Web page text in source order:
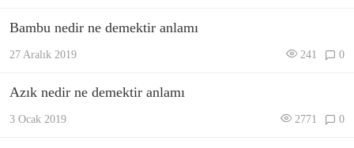
Bambu nedir ne demektir anlamı
27 Aralık 2019 241 0
Azık nedir ne demektir anlamı
3 Ocak 2019 2771 0